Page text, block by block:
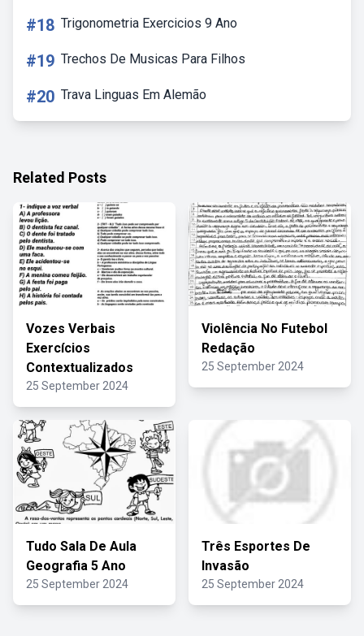
#18 Trigonometria Exercicios 9 Ano
#19 Trechos De Musicas Para Filhos
#20 Trava Linguas Em Alemão
Related Posts
Vozes Verbais
Exercícios
Contextualizados
25 September 2024
Violência No Futebol
Redação
25 September 2024
Tudo Sala De Aula
Geografia 5 Ano
25 September 2024
Três Esportes De
Invasão
25 September 2024